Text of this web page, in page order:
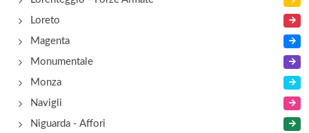
Loreto
Magenta
Monumentale
Monza
Navigli
Niguarda - Affori